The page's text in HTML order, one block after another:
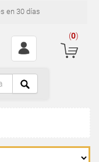
en 30 días
(0)